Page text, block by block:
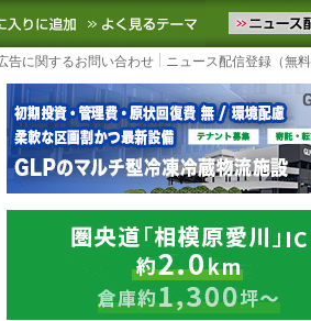
の物流ニュースをお届けします。
お気に入りに追加 よく見るテ
告に関するお問い合わせ ニュース配信登録（無料